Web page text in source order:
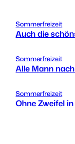
Sommerfreizeit
Auch die
Sommerfreizeit
Alle Mann
Sommerfreizeit
Ohne Zweifel